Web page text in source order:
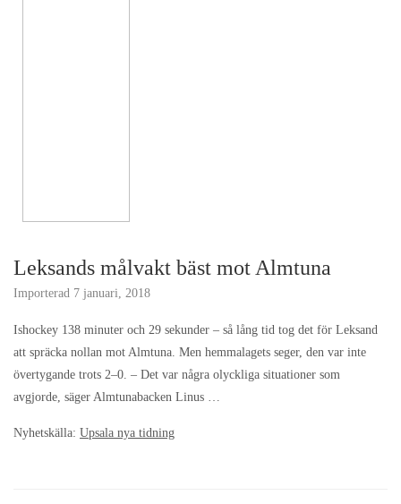
Leksands målvakt bäst mot Almtuna
Importerad 7 januari, 2018
Ishockey 138 minuter och 29 sekunder – så lång tid tog det för Leksand
att spräcka nollan mot Almtuna. Men hemmalagets seger, den var inte
övertygande trots 2–0. – Det var några olyckliga situationer som
avgjorde, säger Almtunabacken Linus …
Nyhetskälla: Upsala nya tidning